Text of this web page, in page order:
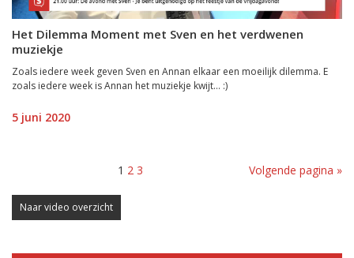
Het Dilemma Moment met Sven en het verdwenen
muziekje
Zoals iedere week geven Sven en Annan elkaar een moeilijk dilemma. E
zoals iedere week is Annan het muziekje kwijt... :)
5 juni 2020
1 2 3 Volgende pagina »
Naar video overzicht